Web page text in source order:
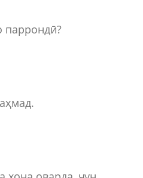
паррондӣ?